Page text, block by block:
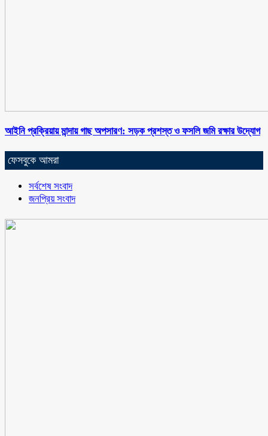
আইনি প্রক্রিয়ায় মান্দায় গাছ অপসারণ: সড়ক প্রশস্ত ও ফসলি জমি রক্ষার উদ্যোগ
ফেসবুকে আমরা
সর্বশেষ সংবাদ
জনপ্রিয় সংবাদ